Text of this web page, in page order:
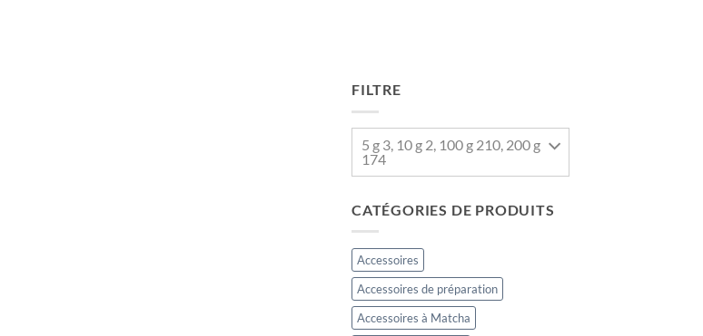
FILTRE
5 g 3, 10 g 2, 100 g 210, 200 g
174
CATÉGORIES DE PRODUITS
Accessoires
Accessoires de préparation
Accessoires à Matcha